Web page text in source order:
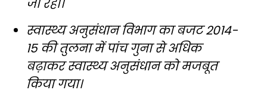
जा रहा।
स्वास्थ्य अनुसंधान विभाग का बजट 2014-
15 की तुलना में पांच गुना से अधिक
बढ़ाकर स्वास्थ्य अनुसंधान को मजबूत
किया गया।